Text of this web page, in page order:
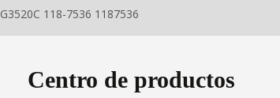
G3520C 118-7536 1187536
Centro de productos